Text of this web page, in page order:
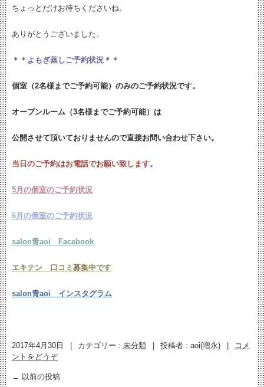
ちょっとだけお待ちくださいね。
ありがとうございました。
＊＊よもぎ蒸しご予約状況＊＊
個室（2名様までご予約可能）のみのご予約状況です。
オープンルーム（3名様までご予約可能）は
公開させて頂いておりませんので直接お問い合わせ下さい。
当日のご予約はお電話でお願い致します。
5月の個室のご予約状況
6月の個室のご予約状況
salon青aoi Facebook
エキテン 口コミ募集中です
salon青aoi インスタグラム
2017年4月30日 カテゴリー : 未分類 投稿者 : aoi(増永)
コメ
ントをどうぞ
← 以前の投稿